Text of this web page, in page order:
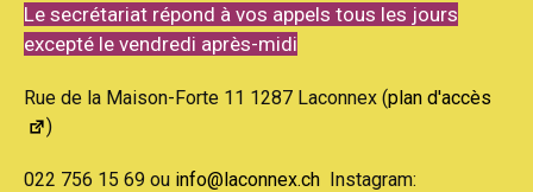
Le secrétariat répond à vos appels tous les jours
excepté le vendredi après-midi
Rue de la Maison-Forte 11 1287 Laconnex (plan d'accès
)
022 756 15 69 ou info@laconnex.ch Instagram: